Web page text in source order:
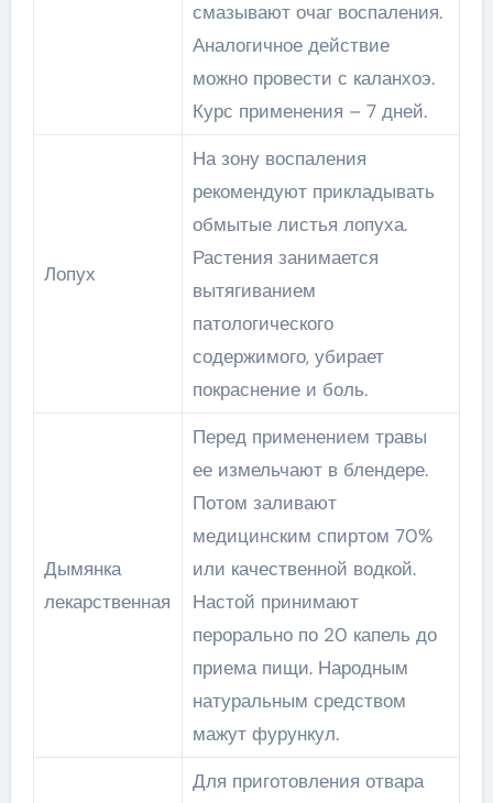
смазывают очаг воспаления.
Аналогичное действие
можно провести с каланхоэ.
Курс применения – 7 дней.
Лопух
На зону воспаления
рекомендуют прикладывать
обмытые листья лопуха.
Растения занимается
вытягиванием
патологического
содержимого, убирает
покраснение и боль.
Дымянка
лекарственная
Перед применением травы
ее измельчают в блендере.
Потом заливают
медицинским спиртом 70%
или качественной водкой.
Настой принимают
перорально по 20 капель до
приема пищи. Народным
натуральным средством
мажут фурункул.
Для приготовления отвара